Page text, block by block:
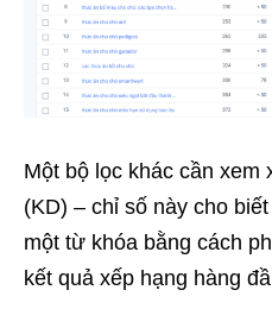
Một bộ lọc khác cần
(KD) – chỉ số này cho
một từ khóa bằng cách
kết quả xếp hạng hàng